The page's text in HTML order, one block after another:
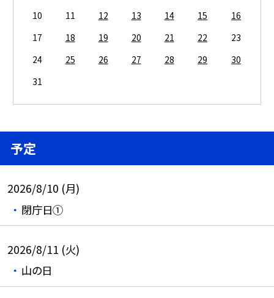
10
11 12 13 14 15
16
17
18 19 20 21 22
23
24
25 26 27 28 29
30
31
予定
2026/8/10 (月)
閉庁日①
2026/8/11 (火)
山の日